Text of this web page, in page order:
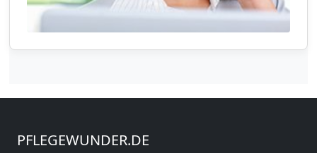
PFLEGEWUNDER.DE